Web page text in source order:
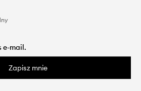
Zapisz mnie